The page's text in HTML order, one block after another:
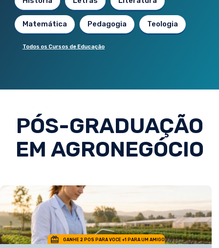
Matemática Pedagogia Teologia
Todos os Cursos de Educação
PÓS-GRADUAÇÃO
EM AGRONEGÓCIO
GANHE 2 POS PARA VOCE +1 PARA UM AMIGO